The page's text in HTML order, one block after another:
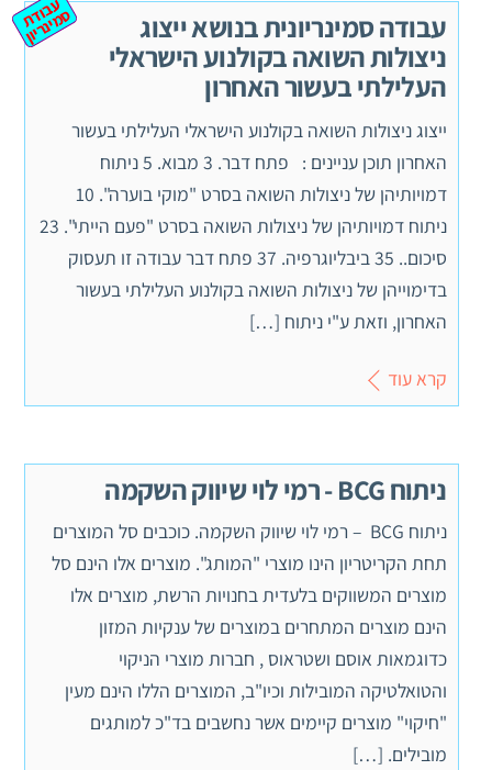
עבודה סמינריונית בנושא ייצוג
ניצולות השואה בקולנוע הישראלי
העלילתי בעשור האחרון
ע
ב
וד
ת
ס
מ
ינ
ר
יון
ייצוג ניצולות השואה בקולנוע הישראלי העלילתי בעשור
האחרון תוכן עניינים : פתח דבר. 3 מבוא. 5 ניתוח
דמויותיהן של ניצולות השואה בסרט "מוקי בוערה". 10
ניתוח דמויותיהן של ניצולות השואה בסרט "פעם הייתי". 23
סיכום.. 35 ביבליוגרפיה. 37 פתח דבר עבודה זו תעסוק
בדימוייהן של ניצולות השואה בקולנוע העלילתי בעשור
האחרון, וזאת ע"י ניתוח […]
קרא עוד
ניתוח BCG - רמי לוי שיווק השקמה
ניתוח BCG – רמי לוי שיווק השקמה. כוכבים סל המוצרים
תחת הקריטריון הינו מוצרי "המותג". מוצרים אלו הינם סל
מוצרים המשווקים בלעדית בחנויות הרשת, מוצרים אלו
הינם מוצרים המתחרים במוצרים של ענקיות המזון
כדוגמאות אוסם ושטראוס , חברות מוצרי הניקוי
והטואלטיקה המובילות וכיו"ב, המוצרים הללו הינם מעין
"חיקוי" מוצרים קיימים אשר נחשבים בד"כ למותגים
מובילים. […]